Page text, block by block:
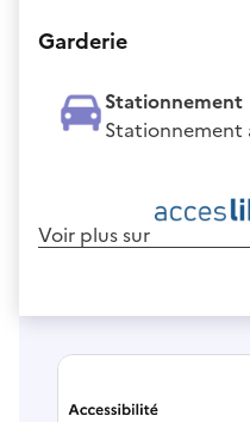
Garderie
Stationnement
Voir plus sur